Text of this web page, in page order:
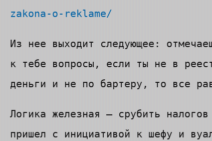
zakona-o-reklame/
Из нее выходит следующее:
к тебе вопросы, если ты не в
деньги и не по бартеру, то все
Логика железная — срубить
пришел с инициативой к шефу и